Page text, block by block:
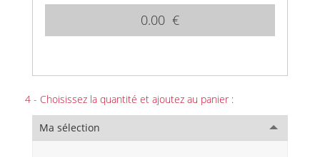
0.00 €
4 - Choisissez la quantité et ajoutez au panier :
Ma sélection